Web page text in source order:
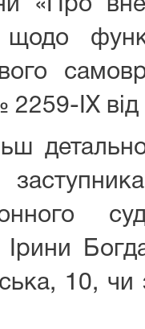
«Про
щодо
2259-IX
Ірини
10,